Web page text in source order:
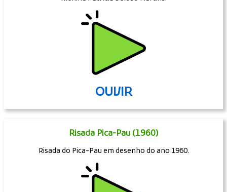
OUVIR
Risada Pica-Pau (1960)
Risada do Pica-Pau em desenho do ano 1960.